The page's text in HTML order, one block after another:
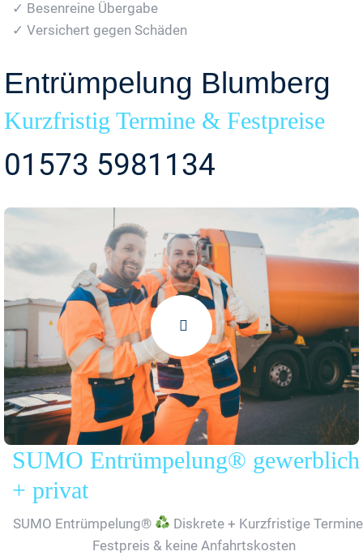
✓ Besenreine Übergabe
✓ Versichert gegen Schäden
Entrümpelung Blumberg
Kurzfristig Termine & Festpreise
01573 5981134
SUMO Entrümpelung® gewerblich
+ privat
SUMO Entrümpelung®
Diskrete + Kurzfristige
Festpreis & keine Anfahrtskosten